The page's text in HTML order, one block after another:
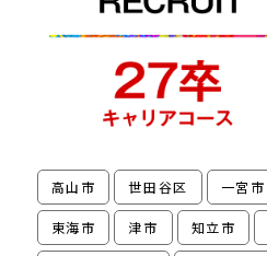
高山市 世田谷区 一宮市
東海市 津市 知立市